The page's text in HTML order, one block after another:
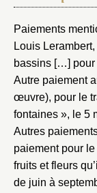
Paiements
Louis
bassins […] pour
Autre paiement
œuvre), pour le
fontaines », le 5
Autres
paiement pour
fruits et fleurs
de juin à